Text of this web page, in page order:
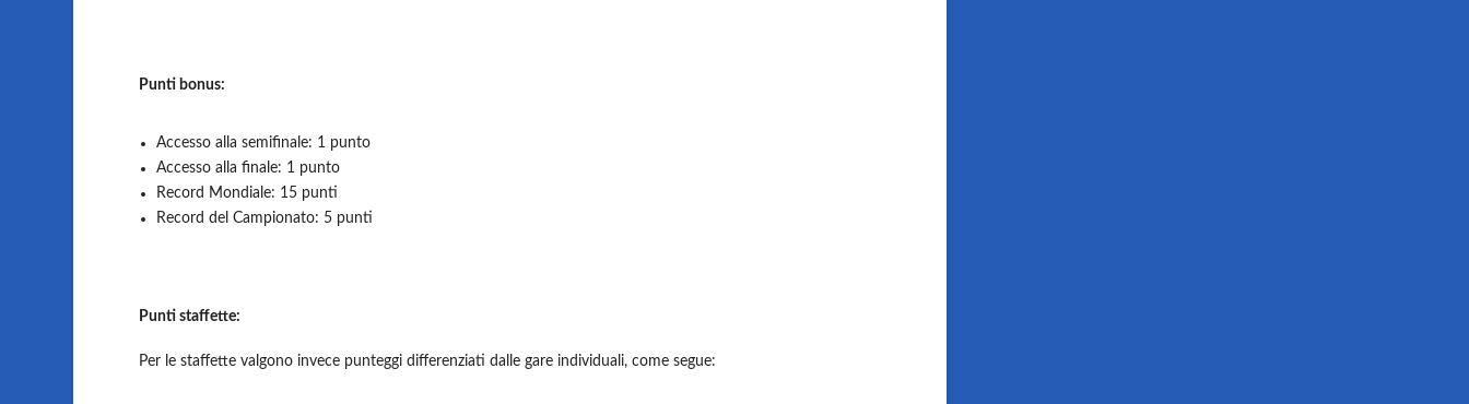
Punti bonus:
Accesso alla semifinale: 1 punto
Accesso alla finale: 1 punto
Record Mondiale: 15 punti
Record del Campionato: 5 punti
Punti staffette:
Per le staffette valgono invece punteggi differenziati dalle gare individuali, come segue: